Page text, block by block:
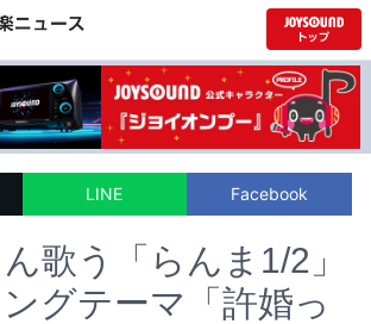
LINE Facebook
歌う「らんま1/2」
グテーマ「許婚っ